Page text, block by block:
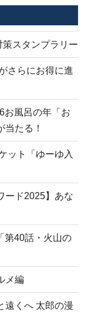
スタンプラリー
さらにお得に進
お風呂の年「お
たる！
ット「ゆーゆ入
ード2025】あな
第40話・火山の
メ編
遠くへ 太郎の漫